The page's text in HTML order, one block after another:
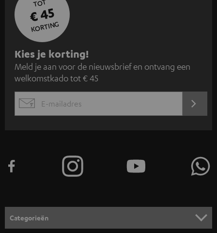
TOT
€ 45
KORTING
A
a
n
m
e
n
o
r
Kies je korting!
Meld je aan voor de nieuwsbrief en ontvang een
welkomstkado tot € 45
EMAIL
Categorieën